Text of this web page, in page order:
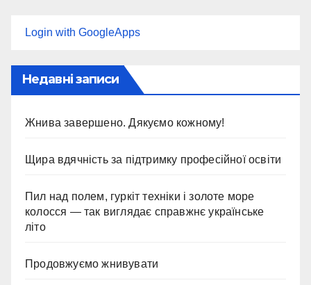
Login with GoogleApps
Недавні записи
Жнива завершено. Дякуємо кожному!
Щира вдячність за підтримку професійної освіти
Пил над полем, гуркіт техніки і золоте море
колосся — так виглядає справжнє українське
літо
Продовжуємо жнивувати